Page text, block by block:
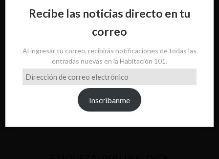
Recibe las noticias directo en tu
correo
Al ingresar tu correo, recibirás notificaciones de todas las
entradas nuevas en la Habitación 101.
Dirección
de
Inscribanme